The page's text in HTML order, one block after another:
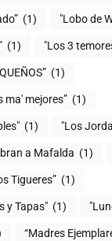
(1) "Lobo de
(1) "Los 3
(1)
ma' mejores” (1)
(1) "Los
a Mafalda (1)
Tigueres” (1)
y Tapas" (1)
“Madres